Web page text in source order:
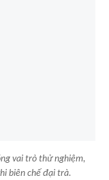
vai trò thử nghiệm,
biên chế đại trà.